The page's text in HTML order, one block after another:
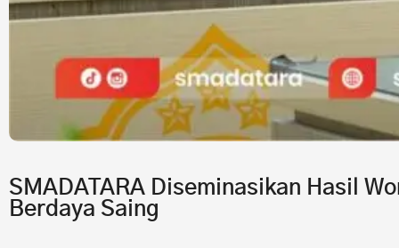
SMADATARA Diseminasikan Hasil
Berdaya Saing